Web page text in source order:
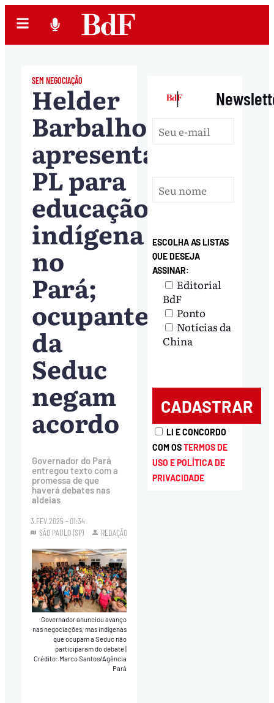
SEM NEGOCIAÇÃO
Helder
Barbalho
apresenta
PL para
educação
indígena
no
Pará;
ocupantes
da
Seduc
negam
acordo
Governador do Pará
entregou texto com a
promessa de que
haverá debates nas
aldeias
3.FEV.2025 - 01:34
SÃO PAULO (SP)
REDAÇÃO
Governador anunciou avanço
nas negociações, mas indígenas
que ocupam a Seduc não
participaram do debate|
Crédito: Marco Santos/Agência
Pará
|
ESCOLHA AS LISTAS
QUE DESEJA
ASSINAR:
Editorial
BdF
Ponto
Notícias da
China
LI E CONCORDO
COM OSTERMOS DE
USO E POLÍTICA DE
PRIVACIDADE